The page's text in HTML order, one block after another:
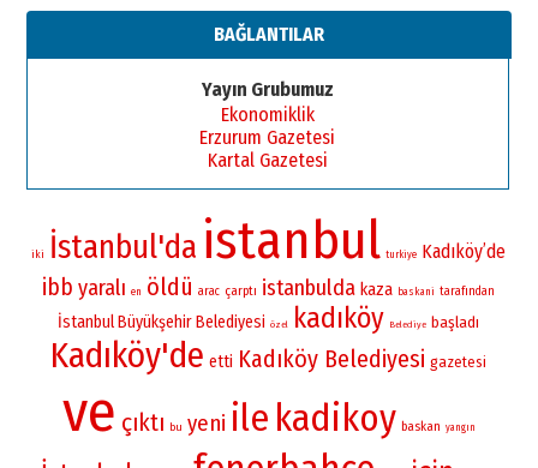
BAĞLANTILAR
Yayın Grubumuz
Ekonomiklik
Erzurum Gazetesi
Kartal Gazetesi
iki İstanbul'da istanbul turkiye Kadıköy’de
ibb yaralı en öldü arac çarptı istanbulda kaza baskani tarafından
İstanbul Büyükşehir Belediyesi özel kadıköy Belediye başladı
Kadıköy'de etti Kadıköy Belediyesi gazetesi
ve çıktı bu yeni ile kadikoy baskan yangın